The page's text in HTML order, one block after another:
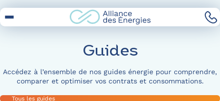
to
Content
Guides
Accédez à l’ensemble de nos guides énergie pour comprendre,
comparer et optimiser vos contrats et consommations.